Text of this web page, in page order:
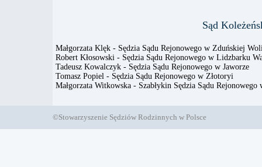
Sąd
Małgorzata Klęk - Sędzia Sądu Rejonowego w Zduńskiej
Robert Kłosowski - Sędzia Sądu Rejonowego w Lidzbarku
Tadeusz Kowalczyk - Sędzia Sądu Rejonowego w Jaworze
Tomasz Popiel - Sędzia Sądu Rejonowego w Złotoryi
Małgorzata Witkowska - Szabłykin Sędzia Sądu Rejonowego
©Stowarzyszenie Sędziów Rodzinnych w Polsce